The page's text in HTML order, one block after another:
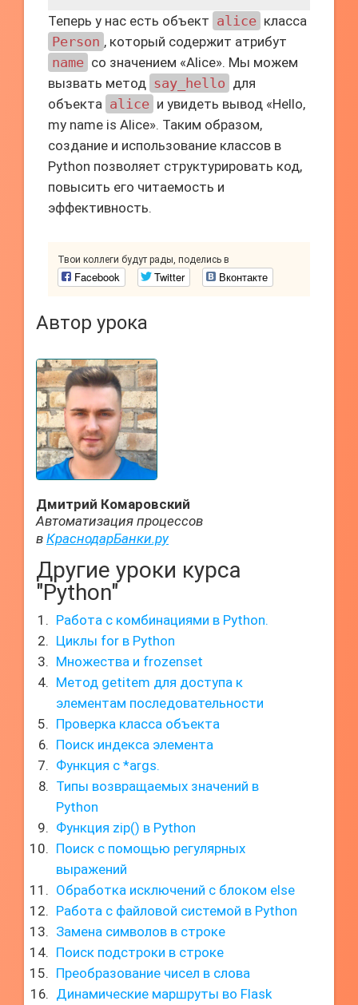
Теперь у нас есть объект alice класса
Person , который содержит атрибут
name со значением «Alice». Мы можем
вызвать метод say_hello для
объекта alice и увидеть вывод «Hello,
my name is Alice». Таким образом,
создание и использование классов в
Python позволяет структурировать код,
повысить его читаемость и
эффективность.
Твои коллеги будут рады, поделись в
Facebook Twitter Вконтакте
Автор урока
Дмитрий Комаровский
Автоматизация процессов
в КраснодарБанки.ру
Другие уроки курса
"Python"
Работа с комбинациями в Python.
Циклы for в Python
Множества и frozenset
Метод getitem для доступа к
элементам последовательности
Проверка класса объекта
Поиск индекса элемента
Функция с *args.
Типы возвращаемых значений в
Python
Функция zip() в Python
Поиск с помощью регулярных
выражений
Обработка исключений с блоком else
Работа с файловой системой в Python
Замена символов в строке
Поиск подстроки в строке
Преобразование чисел в слова
Динамические маршруты во Flask